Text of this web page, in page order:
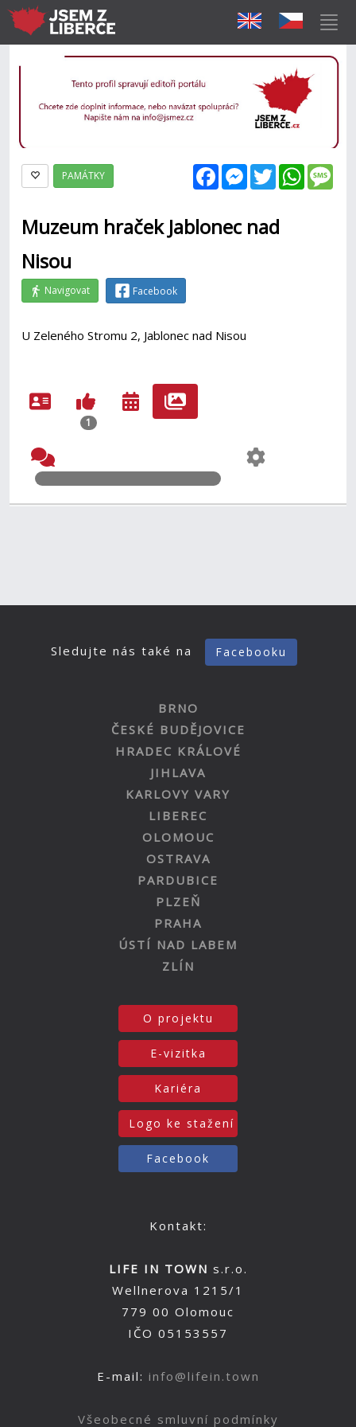
FacebookMessenger
Twitter
PAMÁTKY
Muzeum hraček Jablonec nad
Nisou
Navigovat Facebook
U Zeleného Stromu 2, Jablonec nad Nisou
1
Sledujte nás také na Facebooku
BRNO
ČESKÉ BUDĚJOVICE
HRADEC KRÁLOVÉ
JIHLAVA
KARLOVY VARY
LIBEREC
OLOMOUC
OSTRAVA
PARDUBICE
PLZEŇ
PRAHA
ÚSTÍ NAD LABEM
ZLÍN
O projektu
E-vizitka
Kariéra
Logo ke stažení
Facebook
Kontakt:
LIFE IN TOWN s.r.o.
Wellnerova 1215/1
779 00 Olomouc
IČO 05153557
E-mail: info@lifein.town
Všeobecné smluvní podmínky